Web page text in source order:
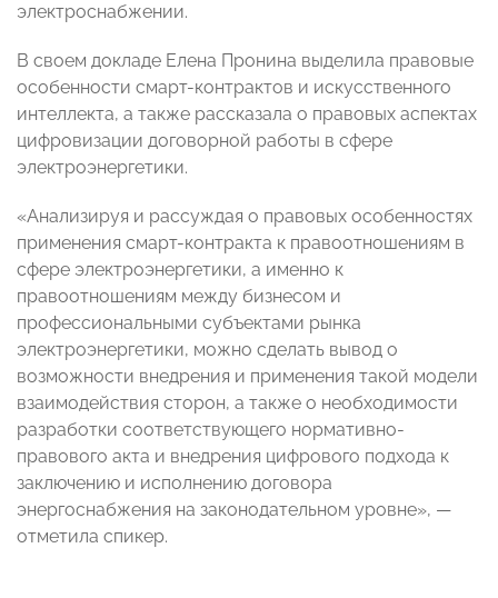
электроснабжении.
В своем докладе Елена Пронина выделила правовые
особенности смарт-контрактов и искусственного
интеллекта, а также рассказала о правовых аспектах
цифровизации договорной работы в сфере
электроэнергетики.
«Анализируя и рассуждая о правовых особенностях
применения смарт-контракта к правоотношениям в
сфере электроэнергетики, а именно к
правоотношениям между бизнесом и
профессиональными субъектами рынка
электроэнергетики, можно сделать вывод о
возможности внедрения и применения такой модели
взаимодействия сторон, а также о необходимости
разработки соответствующего нормативно-
правового акта и внедрения цифрового подхода к
заключению и исполнению договора
энергоснабжения на законодательном уровне», —
отметила спикер.